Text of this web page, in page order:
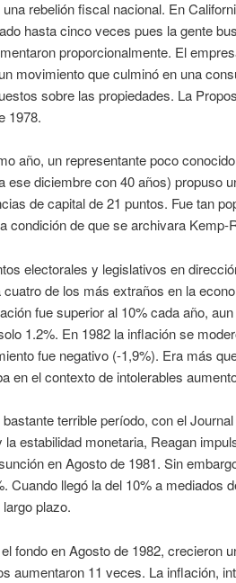
rebelión fiscal nacional. En
hasta cinco veces pues la gente
proporcionalmente. El
movimiento que culminó en una
sobre las propiedades. La
1978.
año, un representante poco
ese diciembre con 40 años) propuso
de capital de 21 puntos. Fue tan
condición de que se archivara Kemp-
electorales y legislativos en
de los más extraños en la
fue superior al 10% cada año,
1.2%. En 1982 la inflación se
fue negativo (-1,9%). Era más
en el contexto de intolerables
terrible período, con el
estabilidad monetaria, Reagan
en Agosto de 1981. Sin
Cuando llegó la del 10% a mediados
plazo.
fondo en Agosto de 1982, crecieron
aumentaron 11 veces. La inflación,